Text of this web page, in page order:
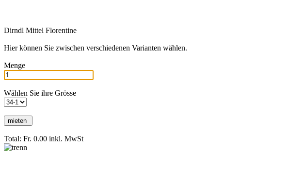
Dirndl Mittel Florentine
Hier können Sie zwischen verschiedenen Varianten wählen.
Menge
Wählen Sie ihre Grösse
Total: Fr. 0.00 inkl. MwSt